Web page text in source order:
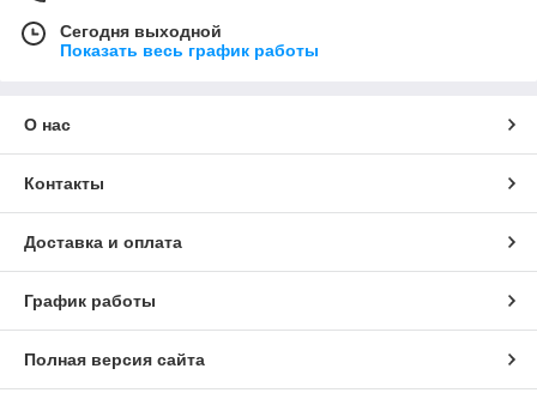
Сегодня выходной
Показать весь график работы
О нас
Контакты
Доставка и оплата
График работы
Полная версия сайта